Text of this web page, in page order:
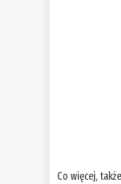
Co więcej,